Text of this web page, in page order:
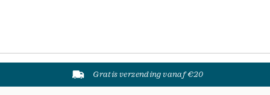
Gratis verzending vanaf €20